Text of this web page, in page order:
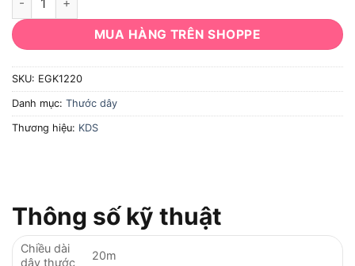
MUA HÀNG TRÊN SHOPPE
SKU: EGK1220
Danh mục: Thước dây
Thương hiệu: KDS
Thông số kỹ thuật
Chiều dài
dây thước
20m